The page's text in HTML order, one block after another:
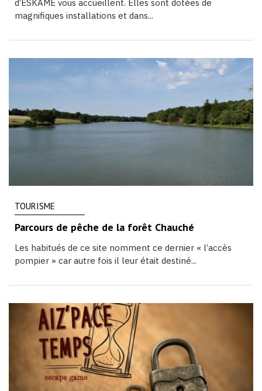
d’ESKAME vous accueillent. Elles sont dotées de
magnifiques installations et dans...
TOURISME
Parcours de pêche de la forêt Chauché
Les habitués de ce site nomment ce dernier « l’accès
pompier » car autre fois il leur était destiné...